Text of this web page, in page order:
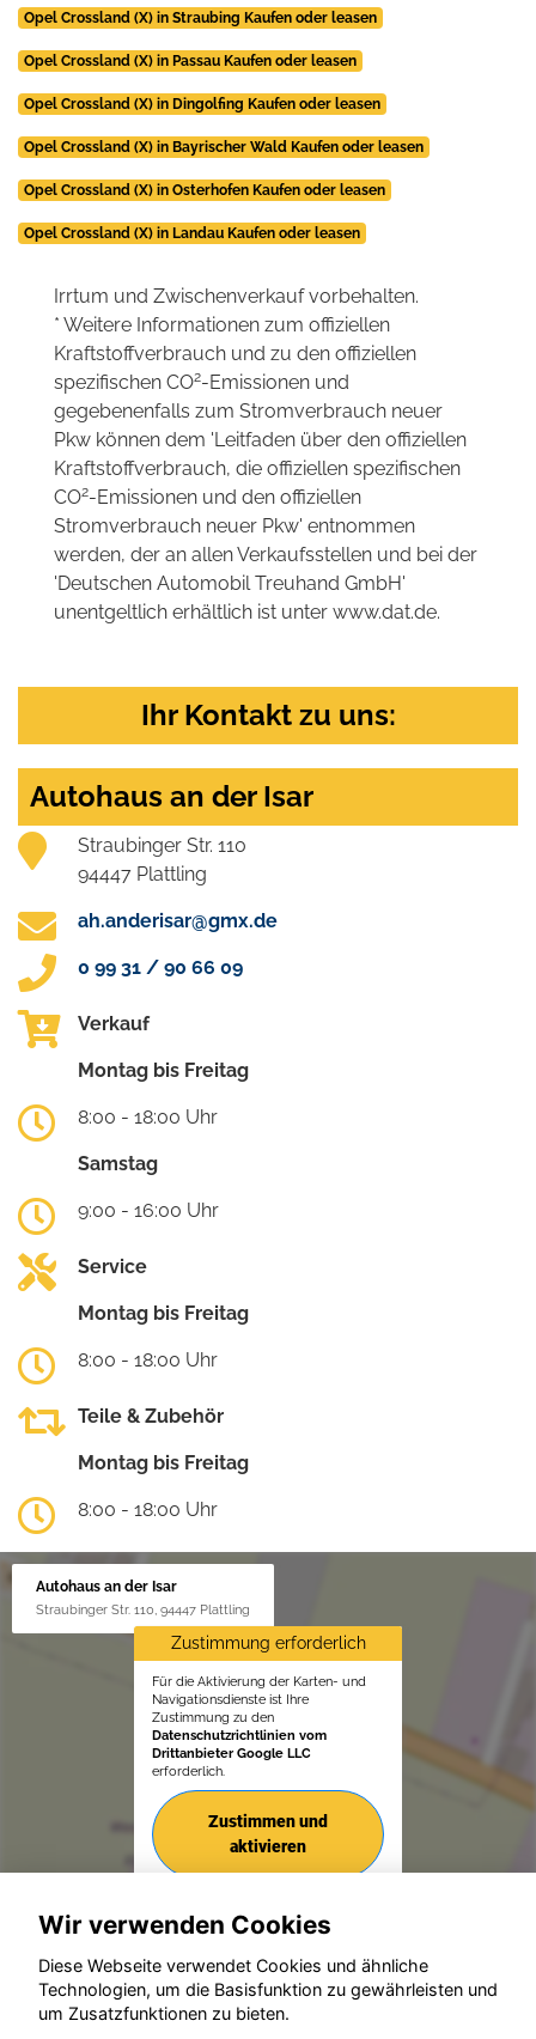
Opel Crossland (X) in Straubing Kaufen oder leasen
Opel Crossland (X) in Passau Kaufen oder leasen
Opel Crossland (X) in Dingolfing Kaufen oder leasen
Opel Crossland (X) in Bayrischer Wald Kaufen oder leasen
Opel Crossland (X) in Osterhofen Kaufen oder leasen
Opel Crossland (X) in Landau Kaufen oder leasen
Irrtum und Zwischenverkauf vorbehalten.
* Weitere Informationen zum offiziellen
Kraftstoffverbrauch und zu den offiziellen
spezifischen CO2-Emissionen und
gegebenenfalls zum Stromverbrauch neuer
Pkw können dem 'Leitfaden über den offiziellen
Kraftstoffverbrauch, die offiziellen spezifischen
CO2-Emissionen und den offiziellen
Stromverbrauch neuer Pkw' entnommen
werden, der an allen Verkaufsstellen und bei der
'Deutschen Automobil Treuhand GmbH'
unentgeltlich erhältlich ist unter www.dat.de.
Ihr Kontakt zu uns:
Autohaus an der Isar
Straubinger Str. 110
94447 Plattling
ah.anderisar@gmx.de
0 99 31 / 90 66 09
Verkauf
Montag bis Freitag
8:00 - 18:00 Uhr
Samstag
9:00 - 16:00 Uhr
Service
Montag bis Freitag
8:00 - 18:00 Uhr
Teile & Zubehör
Montag bis Freitag
8:00 - 18:00 Uhr
Autohaus an der Isar
Straubinger Str. 110, 94447 Plattling
Zustimmung erforderlich
Für die Aktivierung der Karten- und
Navigationsdienste ist Ihre
Zustimmung zu den
Datenschutzrichtlinien vom
Drittanbieter Google LLC
erforderlich.
Zustimmen und
aktivieren
© konjunkturmotor.de GmbH 2020 - 2026
Wir verwenden Cookies
Diese Webseite verwendet Cookies und ähnliche
Technologien, um die Basisfunktion zu gewährleisten und
um Zusatzfunktionen zu bieten.